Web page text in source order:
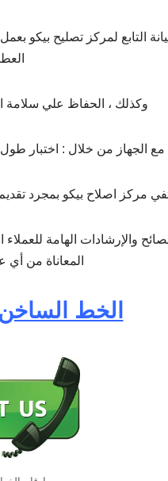
التابع لمركز تصليح بيكو
وكذلك ، الحفاظ علي سلامة
مع الجهاز من خلال : اختبار طول
مركز اصلاح بيكو بمجرد
والإرشادات الهامة
المعاناة من
الخط